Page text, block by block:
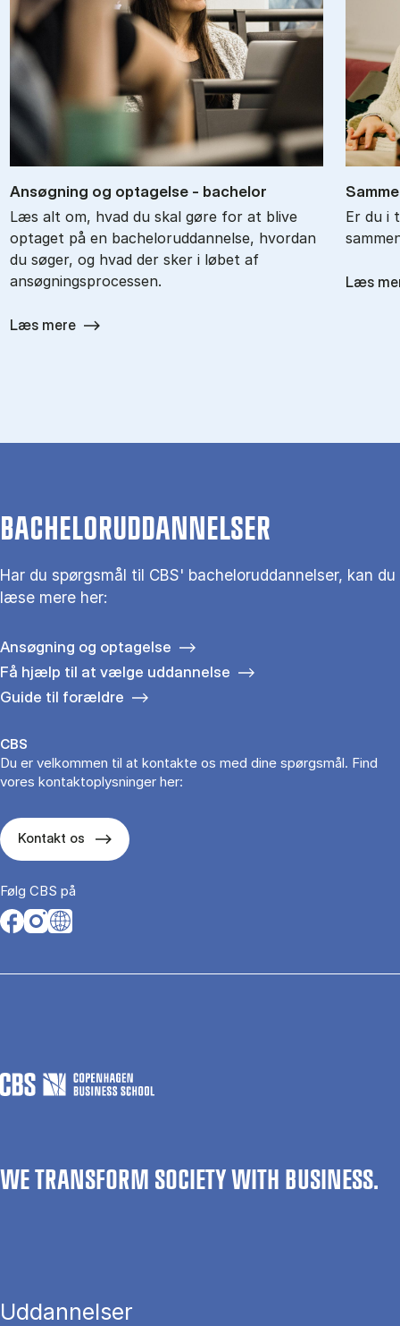
An­søg­ning og op­ta­gel­se - ba­chel­or
Læs alt om, hvad du skal gøre for at blive
optaget på en bacheloruddannelse, hvordan
du søger, og hvad der sker i løbet af
ansøgningsprocessen.
Læs mere
Er du i
Læs
BACHELORUDDANNELSER
Har du spørgsmål til CBS' bacheloruddannelser, kan du
læse mere her:
Ansøgning og optagelse
Få hjælp til at vælge uddannelse
Guide til forældre
CBS
Du er velkommen til at kontakte os med dine spørgsmål. Find
vores kontaktoplysninger her:
Kontakt os
Følg CBS på
Opens in a new tab
Opens in a new tab
Opens in a new tab
WE TRANSFORM SOCIETY WITH BUSINESS.
Uddannelser